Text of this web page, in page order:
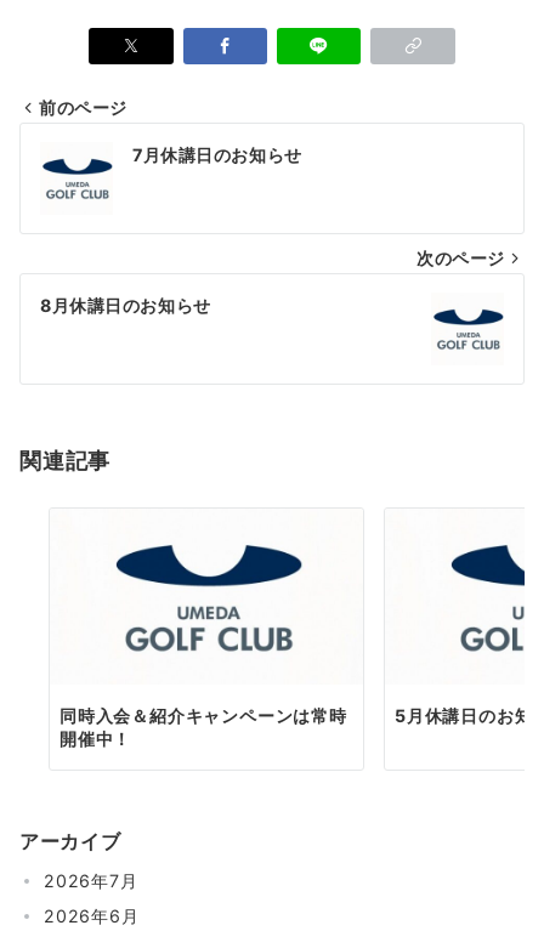
前のページ
7月休講日のお知らせ
次のページ
8月休講日のお知らせ
関連記事
同時入会＆紹介キャンペーンは常時
開催中！
5月休講日のお知
アーカイブ
2026年7月
2026年6月